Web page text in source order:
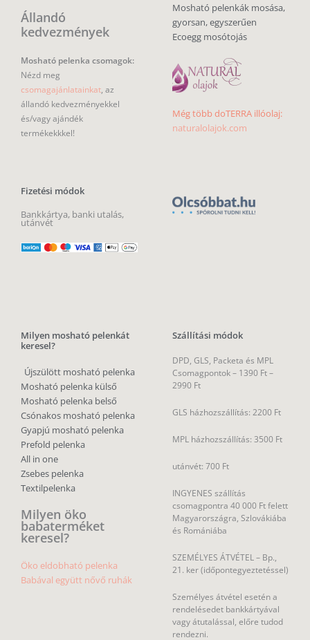
Állandó
kedvezmények
Mosható pelenka csomagok:
Nézd meg
csomagajánlatainkat, az
állandó kedvezményekkel
és/vagy ajándék
termékekkkel!
Fizetési módok
Bankkártya, banki utalás,
utánvét
Mosható pelenkák mosása,
gyorsan, egyszerűen
Ecoegg mosótojás
Még több doTERRA illóolaj:
naturalolajok.com
Milyen mosható pelenkát
keresel?
Újszülött mosható pelenka
Mosható pelenka külső
Mosható pelenka belső
Csónakos mosható pelenka
Gyapjú mosható pelenka
Prefold pelenka
All in one
Zsebes pelenka
Textilpelenka
Milyen öko
babaterméket
keresel?
Öko eldobható pelenka
Babával együtt nővő ruhák
Szállítási módok
DPD, GLS, Packeta és MPL
Csomagpontok – 1390 Ft –
2990 Ft
GLS házhozszállítás: 2200 Ft
MPL házhozszállítás: 3500 Ft
utánvét: 700 Ft
INGYENES szállítás
csomagpontra 40 000 Ft felett
Magyarországra, Szlovákiába
és Romániába
SZEMÉLYES ÁTVÉTEL – Bp.,
21. ker (időpontegyeztetéssel)
Személyes átvétel esetén a
rendelésedet bankkártyával
vagy átutalással, előre tudod
rendezni.